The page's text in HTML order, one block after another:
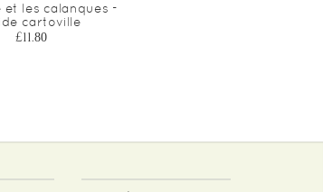
et les calanques -
cartoville
£11.80